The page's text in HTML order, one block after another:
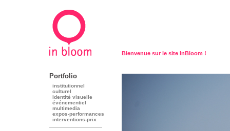
Bienvenue sur le site InBloom !
Portfolio
institutionnel
culturel
identité visuelle
événementiel
multimedia
expos-performances
interventions-prix